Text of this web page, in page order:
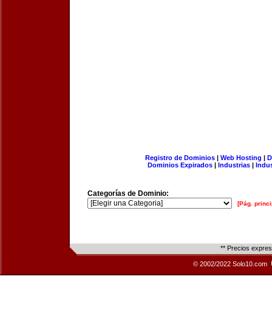
Registro de Dominios| Web Hosting |
Dominios Expirados | Industrias |
Categorías de Dominio:
[Pág.
** Precios
© 2002/2022 Solo10.com